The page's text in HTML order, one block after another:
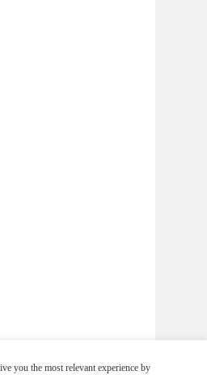
you the most relevant experience by